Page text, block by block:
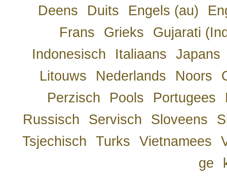
Deens
Duits Engels (au)
Frans
Grieks
Gujarati
Indonesisch
Italiaans
Japans
Litouws
Nederlands Noors
Perzisch
Pools Portugees
Russisch
Servisch Sloveens
Tsjechisch
Turks Vietnamees
ge